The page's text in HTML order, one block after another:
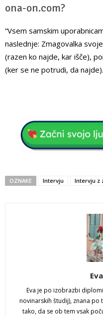
ona-on.com?
“Vsem samskim
naslednje: Zmagovalka
(razen ko najde, kar išče),
(ker se ne potrudi, da
OZNAKE Intervju Intervju z
Eva je po izobrazbi
novinarskih študij), znana po
tako, da se ob tem vsak